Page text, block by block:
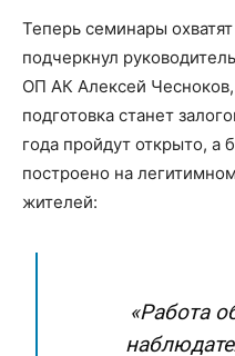
Теперь семинары
подчеркнул
ОП АК Алексей
подготовка станет
года пройдут открыто, а
построено на
жителей:
«Работа